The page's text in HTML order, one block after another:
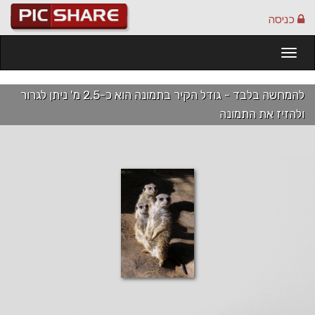
כניסה
להמחשה בלבד - גודל הקיר בתמונה הוא כ-2.5 מ' ניתן לגרור
ולהזיז את התמונה